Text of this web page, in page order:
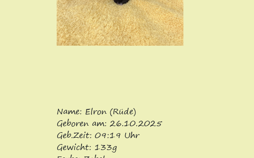
Name: Elron (Rüde)
Geboren am: 26.10.2025
Geb.Zeit: 09:19 Uhr
Gewicht: 133g